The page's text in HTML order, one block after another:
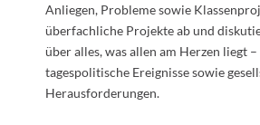
Anliegen, Probleme sowie
überfachliche Projekte ab und
über alles, was allen am Herzen liegt –
tagespolitische Ereignisse sowie
Herausforderungen.